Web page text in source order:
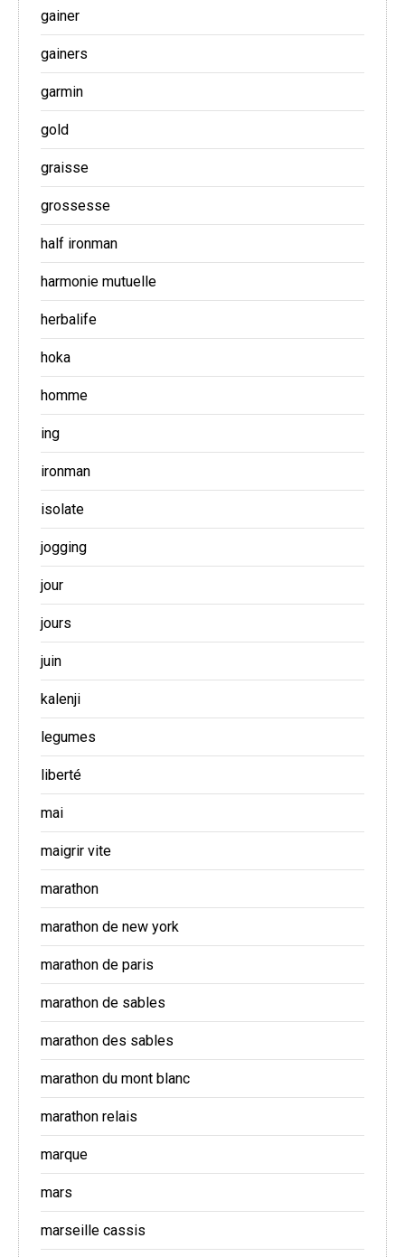
gainer
gainers
garmin
gold
graisse
grossesse
half ironman
harmonie mutuelle
herbalife
hoka
homme
ing
ironman
isolate
jogging
jour
jours
juin
kalenji
legumes
liberté
mai
maigrir vite
marathon
marathon de new york
marathon de paris
marathon de sables
marathon des sables
marathon du mont blanc
marathon relais
marque
mars
marseille cassis